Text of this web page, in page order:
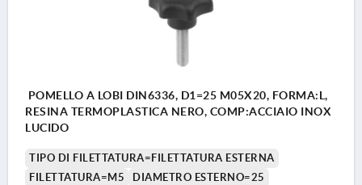
POMELLO A LOBI DIN6336, D1=25 M05X20, FORMA:L,
RESINA TERMOPLASTICA NERO, COMP:ACCIAIO INOX
LUCIDO
TIPO DI FILETTATURA=FILETTATURA ESTERNA
FILETTATURA=M5
DIAMETRO ESTERNO=25